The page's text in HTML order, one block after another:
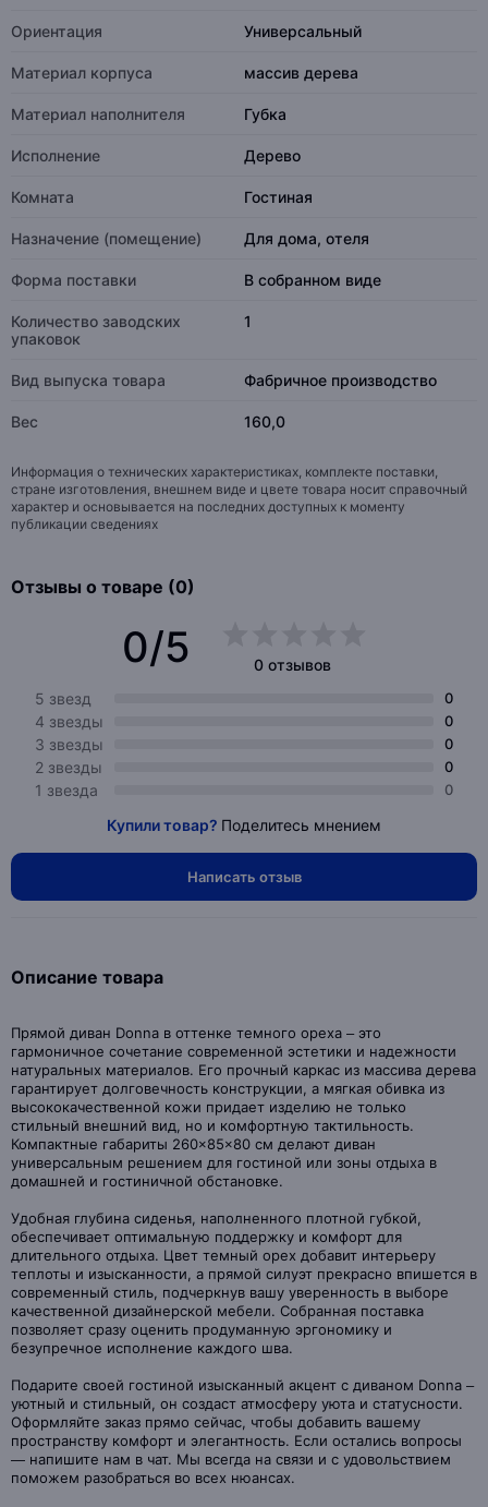
Ориентация Универсальный
Материал корпуса массив дерева
Материал наполнителя Губка
Исполнение Дерево
Комната Гостиная
Назначение (помещение) Для дома, отеля
Форма поставки В собранном виде
Количество заводских
упаковок
1
Вид выпуска товара Фабричное производство
Вес 160,0
Информация о технических характеристиках, комплекте поставки,
стране изготовления, внешнем виде и цвете товара носит справочный
характер и основывается на последних доступных к моменту
публикации сведениях
Отзывы о товаре (0)
0/5
0 отзывов
5 звезд
0
4 звезды 0
3 звезды 0
2 звезды 0
1 звезда 0
Купили товар? Поделитесь мнением
Написать отзыв
Описание товара
Прямой диван Donna в оттенке темного ореха – это
гармоничное сочетание современной эстетики и надежности
натуральных материалов. Его прочный каркас из массива дерева
гарантирует долговечность конструкции, а мягкая обивка из
высококачественной кожи придает изделию не только
стильный внешний вид, но и комфортную тактильность.
Компактные габариты 260×85×80 см делают диван
универсальным решением для гостиной или зоны отдыха в
домашней и гостиничной обстановке.
Удобная глубина сиденья, наполненного плотной губкой,
обеспечивает оптимальную поддержку и комфорт для
длительного отдыха. Цвет темный орех добавит интерьеру
теплоты и изысканности, а прямой силуэт прекрасно впишется в
современный стиль, подчеркнув вашу уверенность в выборе
качественной дизайнерской мебели. Собранная поставка
позволяет сразу оценить продуманную эргономику и
безупречное исполнение каждого шва.
Подарите своей гостиной изысканный акцент с диваном Donna –
уютный и стильный, он создаст атмосферу уюта и статусности.
Оформляйте заказ прямо сейчас, чтобы добавить вашему
пространству комфорт и элегантность. Если остались вопросы
— напишите нам в чат. Мы всегда на связи и с удовольствием
поможем разобраться во всех нюансах.